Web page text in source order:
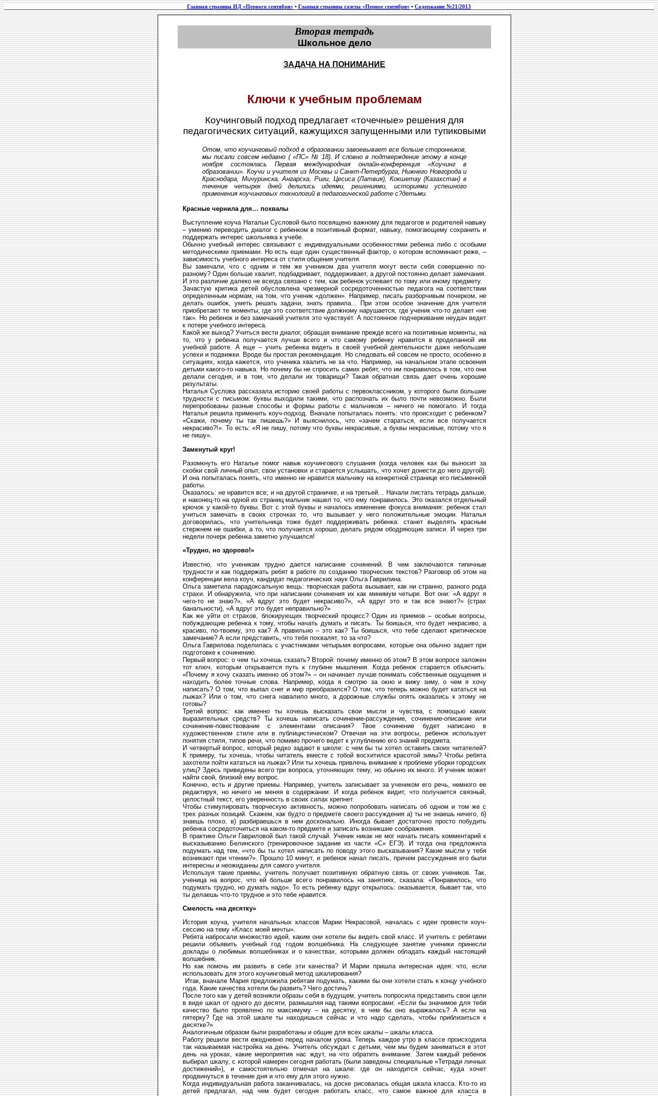
Главная страница ИД «Первого сентября» • Главная страница газеты «Первое сентября» • Содержание №21/2013
Вторая тетрадь
Школьное дело
ЗАДАЧА НА ПОНИМАНИЕ
Ключи к учебным проблемам
Коучинговый подход предлагает «точечные» решения для
педагогических ситуаций, кажущихся запущенными или тупиковыми
Отом, что коучинговый подход в образовании завоевывает все больше сторонников,
мы писали совсем недавно ( «ПС» № 18). И словно в подтверждение этому в конце
ноября состоялась Первая международная онлайн-конференция «Коучинг в
образовании». Коучи и учителя из Москвы и Санкт-Петербурга, Нижнего Новгорода и
Краснодара, Мичуринска, Ангарска, Риги, Цесиса (Латвия), Кокшетау (Казахстан) в
течение четырех дней делились идеями, решениями, историями успешного
применения коучинговых технологий в педагогической работе с?детьми.
Красные чернила для… похвалы
Выступление коуча Натальи Сусловой было посвящено важному для педагогов и родителей навыку
– умению переводить диалог с ребенком в позитивный формат, навыку, помогающему сохранить и
поддержать интерес школьника к учебе.
Обычно учебный интерес связывают с индивидуальными особенностями ребенка либо с особыми
методическими приемами. Но есть еще один существенный фактор, о котором вспоминают реже, –
зависимость учебного интереса от стиля общения учителя.
Вы замечали, что с одним и тем же учеником два учителя могут вести себя совершенно по-
разному? Один больше хвалит, подбадривает, поддерживает, а другой постоянно делает замечания.
И это различие далеко не всегда связано с тем, как ребенок успевает по тому или иному предмету.
Зачастую критика детей обусловлена чрезмерной сосредоточенностью педагога на соответствии
определенным нормам, на том, что ученик «должен». Например, писать разборчивым почерком, не
делать ошибок, уметь решать задачи, знать правила... При этом особое значение для учителя
приобретают те моменты, где это соответствие должному нарушается, где ученик что-то делает «не
так». Но ребенок и без замечаний учителя это чувствует. А постоянное подчеркивание неудач ведет
к потере учебного интереса.
Какой же выход? Учиться вести диалог, обращая внимание прежде всего на позитивные моменты, на
то, что у ребенка получается лучше всего и что самому ребенку нравится в проделанной им
учебной работе. А еще – учить ребенка видеть в своей учебной деятельности даже небольшие
успехи и подвижки. Вроде бы простая рекомендация. Но следовать ей совсем не просто, особенно в
ситуациях, когда кажется, что ученика хвалить не за что. Например, на начальном этапе освоения
детьми какого-то навыка. Но почему бы не спросить самих ребят, что им понравилось в том, что они
делали сегодня, и в том, что делали их товарищи? Такая обратная связь дает очень хорошие
результаты.
Наталья Суслова рассказала историю своей работы с первоклассником, у которого были большие
трудности с письмом: буквы выходили такими, что распознать их было почти невозможно. Были
перепробованы разные способы и формы работы с мальчиком – ничего не помогало. И тогда
Наталья решила применить коуч-подход. Вначале попыталась понять: что происходит с ребенком?
«Скажи, почему ты так пишешь?» И выяснилось, что «зачем стараться, если все получается
некрасиво?!». То есть: «Я не пишу, потому что буквы некрасивые, а буквы некрасивые, потому что я
не пишу».
Замкнутый круг!
Разомкнуть его Наталье помог навык коучингового слушания (когда человек как бы выносит за
скобки свой личный опыт, свои установки и старается услышать, что хочет донести до него другой).
И она попыталась понять, что именно не нравится мальчику на конкретной странице его письменной
работы.
Оказалось: не нравится все; и на другой страничке, и на третьей... Начали листать тетрадь дальше,
и наконец-то на одной из страниц мальчик нашел то, что ему понравилось. Это оказался отдельный
крючок у какой-то буквы. Вот с этой буквы и началось изменение фокуса внимания: ребенок стал
учиться замечать в своих строчках то, что вызывает у него положительные эмоции. Наталья
договорилась, что учительница тоже будет поддерживать ребенка: станет выделять красным
стержнем не ошибки, а то, что получается хорошо, делать рядом ободряющие записи. И через три
недели почерк ребенка заметно улучшился!
«Трудно, но здорово!»
Известно, что ученикам трудно дается написание сочинений. В чем заключаются типичные
трудности и как поддержать ребят в работе по созданию творческих текстов? Разговор об этом на
конференции вела коуч, кандидат педагогических наук Ольга Гаврилина.
Ольга заметила парадоксальную вещь: творческая работа вызывает, как ни странно, разного рода
страхи. И обнаружила, что при написании сочинения их как минимум четыре. Вот они: «А вдруг я
чего-то не знаю?», «А вдруг это будет некрасиво?», «А вдруг это и так все знают?» (страх
банальности), «А вдруг это будет неправильно?»
Как же уйти от страхов, блокирующих творческий процесс? Один из приемов – особые вопросы,
побуждающие ребенка к тому, чтобы начать думать и писать. Ты боишься, что будет некрасиво, а
красиво, по-твоему, это как? А правильно – это как? Ты боишься, что тебе сделают критическое
замечание? А если представить, что тебя похвалят, то за что?
Ольга Гаврилова поделилась с участниками четырьмя вопросами, которые она обычно задает при
подготовке к сочинению.
Первый вопрос: о чем ты хочешь сказать? Второй: почему именно об этом? В этом вопросе заложен
тот ключ, которым открывается путь к глубине мышления. Когда ребенок старается объяснить:
«Почему я хочу сказать именно об этом?» – он начинает лучше понимать собственные ощущения и
находить более точные слова. Например, когда я смотрю за окно и вижу зиму, о чем я хочу
написать? О том, что выпал снег и мир преобразился? О том, что теперь можно будет кататься на
лыжах? Или о том, что снега навалило много, а дорожные службы опять оказались к этому не
готовы?
Третий вопрос: как именно ты хочешь высказать свои мысли и чувства, с помощью каких
выразительных средств? Ты хочешь написать сочинение-рассуждение, сочинение-описание или
сочинение-повествование с элементами описания? Твое сочинение будет написано в
художественном стиле или в публицистическом? Отвечая на эти вопросы, ребенок использует
понятия стиля, типов речи, что помимо прочего ведет к углублению его знаний предмета.
И четвертый вопрос, который редко задают в школе: с чем бы ты хотел оставить своих читателей?
К примеру, ты хочешь, чтобы читатель вместе с тобой восхитился красотой зимы? Чтобы ребята
захотели пойти кататься на лыжах? Или ты хочешь привлечь внимание к проблеме уборки городских
улиц? Здесь приведены всего три вопроса, уточняющих тему, но обычно их много. И ученик может
найти свой, близкий ему вопрос.
Конечно, есть и другие приемы. Например, учитель записывает за учеником его речь, немного ее
редактируя, но ничего не меняя в содержании. И когда ребенок видит, что получается связный,
целостный текст, его уверенность в своих силах крепнет.
Чтобы стимулировать творческую активность, можно попробовать написать об одном и том же с
трех разных позиций. Скажем, как будто о предмете своего рассуждения а) ты не знаешь ничего, б)
знаешь плохо, в) разбираешься в нем досконально. Иногда бывает достаточно просто побудить
ребенка сосредоточиться на каком-то предмете и записать возникшие соображения.
В практике Ольги Гавриловой был такой случай. Ученик никак не мог начать писать комментарий к
высказыванию Белинского (тренировочное задание из части «С» ЕГЭ). И тогда она предложила
подумать над тем, «что бы ты хотел написать по поводу этого высказывания? Какие мысли у тебя
возникают при чтении?». Прошло 10 минут, и ребенок начал писать, причем рассуждения его были
интересны и не­ожиданны для самого учителя.
Используя такие приемы, учитель получает позитивную обратную связь от своих учеников. Так,
ученица на вопрос, что ей больше всего понравилось на занятиях, сказала: «Понравилось, что
подумать трудно, но думать надо». То есть ребенку вдруг открылось: оказывается, бывает так, что
ты делаешь что-то трудное и это тебе нравится.
Смелость «на десятку»
История коуча, учителя начальных классов Марии Некрасовой, началась с идеи провести коуч-
сессию на тему «Класс моей мечты».
Ребята набросали множество идей, каким они хотели бы видеть свой класс. И учитель с ребятами
решили объявить учебный год годом волшебника. На следующее занятие ученики принесли
доклады о любимых волшебниках и о качествах, которыми должен обладать каждый настоящий
волшебник.
Но как помочь им развить в себе эти качества? И Марии пришла интересная идея: что, если
использовать для этого коучинговый метод шкалирования?
Итак, вначале Мария предложила ребятам подумать, какими бы они хотели стать к концу учебного
года. Какие качества хотели бы развить? Чего достичь?
После того как у детей возникли образы себя в будущем, учитель попросила представить свои цели
в виде шкал от одного до десяти, размышляя над такими вопросами: «Если бы значимое для тебя
качество было проявлено по максимуму – на десятку, в чем бы оно выражалось? А если на
пятерку? Где на этой шкале ты находишься сейчас и что надо сделать, чтобы приблизиться к
десятке?»
Аналогичным образом были разработаны и общие для всех шкалы – шкалы класса.
Работу решили вести ежедневно перед началом урока. Теперь каждое утро в классе происходила
так называемая настройка на день. Учитель обсуждал с детьми, чем мы будем заниматься в этот
день на уроках, какие мероприятия нас ждут, на что обратить внимание. Затем каждый ребенок
выбирал шкалу, с которой намерен сегодня работать (были заведены специальные «Тетради личных
достижений»), и самостоятельно отмечал на шкале: где он находится сейчас, куда хочет
продвинуться в течение дня и что ему для этого нужно.
Когда индивидуальная работа заканчивалась, на доске рисовалась общая шкала класса. Кто-то из
детей предлагал, над чем будет сегодня работать класс, что самое важное для класса в